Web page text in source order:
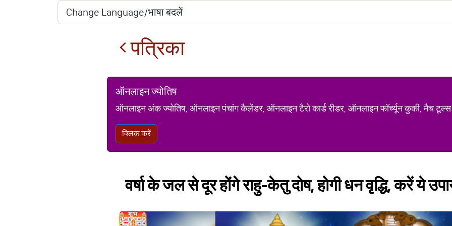
पत्रिका
ऑनलाइन ज्योतिष
ऑनलाइन अंक ज्योतिष, ऑनलाइन पंचांग कैलेंडर, ऑनलाइन टैरो कार्ड रीडर, ऑनलाइन फॉर्च्यून कुकी, मैच टूल्स
क्लिक करें
वर्षा के जल से दूर होंगे राहु-केतु दोष, होगी धन वृद्धि, करें ये